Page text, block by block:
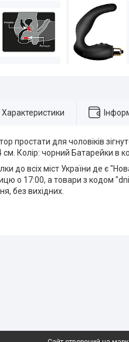
Характеристики
простати для чоловіків
см. Колір: чорний Батарейки
до всіх міст України де є
о 17:00, а товари з кодом
без вихідних.